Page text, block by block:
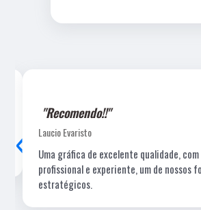
"Recomendo!!"
Laucio Evaristo
Uma gráfica de excelente qualidade,
profissional e experiente, um de nossos
estratégicos.
‹